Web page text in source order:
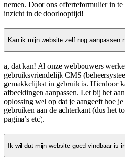
nemen. Door ons offerteformulier in
inzicht in de doorlooptijd!
Kan ik mijn website zelf nog aanpassen
a, dat kan! Al onze webbouwers
gebruiksvriendelijk CMS
gemakkelijkst in gebruik is. Hierdoor
afbeeldingen aanpassen. Let bij het
oplossing wel op dat je aangeeft hoe
gebruiken aan de achterkant (dus het
pagina’s etc).
Ik wil dat mijn website goed vindbaar is